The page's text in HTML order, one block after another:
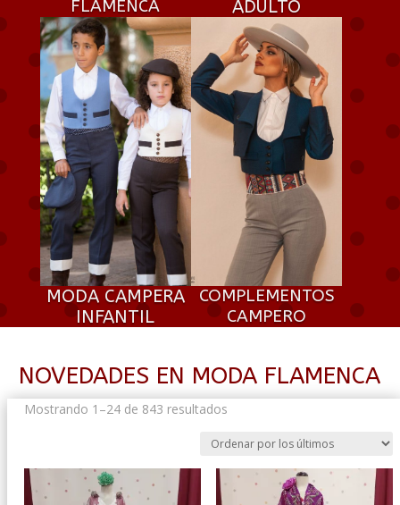
FLAMENCA
ADULTO
MODA CAMPERA
INFANTIL
COMPLEMENTOS
CAMPERO
NOVEDADES EN MODA FLAMENCA
Mostrando 1–24 de 843 resultadosOrdenado
los
últimos